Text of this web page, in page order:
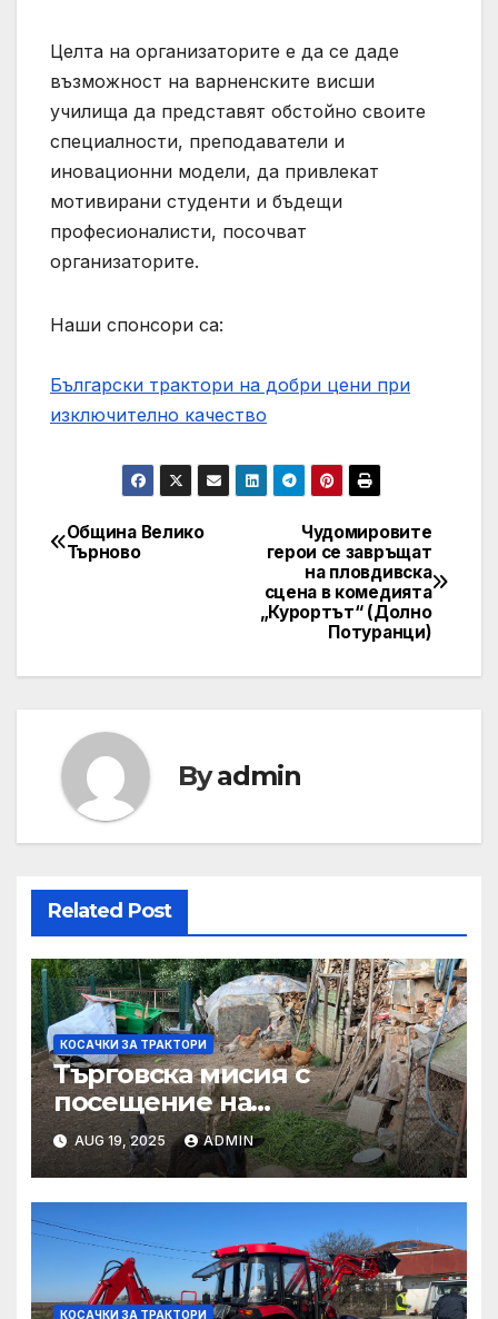
Целта на организаторите е да се даде
възможност на варненските висши
училища да представят обстойно своите
специалности, преподаватели и
иновационни модели, да привлекат
мотивирани студенти и бъдещи
професионалисти, посочват
организаторите.
Наши спонсори са:
Български трактори на добри цени при
изключително качество
Post
Чудомировите
герои се завръщат
на пловдивска
сцена в комедията
„Курортът“ (Долно
Потуранци)
Община Велико
Търново
Byadmin
Related Post
КОСАЧКИ ЗА ТРАКТОРИ
Търговска мисия с
посещение на
Mеждународния търговски
панаир CosmeticBusiness
2025
AUG 19, 2025 ADMIN
КОСАЧКИ ЗА ТРАКТОРИ